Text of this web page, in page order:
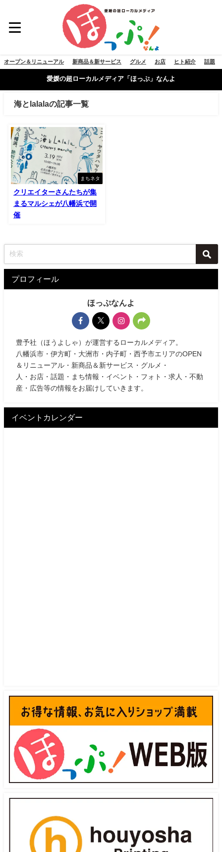
オープン＆リニューアル 新商品＆新サービス グルメ お店 ヒト紹介 話題
愛媛の超ローカルメディア「ほっぷ」なんよ
海とlalalaの記事一覧
まちネタ
クリエイターさんたちが集
まるマルシェが八幡浜で開
催
プロフィール
ほっぷなんよ
豊予社（ほうよしゃ）が運営するローカルメディア。
八幡浜市・伊方町・大洲市・内子町・西予市エリアのOPEN
＆リニューアル・新商品＆新サービス・グルメ・
人・お店・話題・まち情報・イベント・フォト・求人・不動
産・広告等の情報をお届けしていきます。
イベントカレンダー